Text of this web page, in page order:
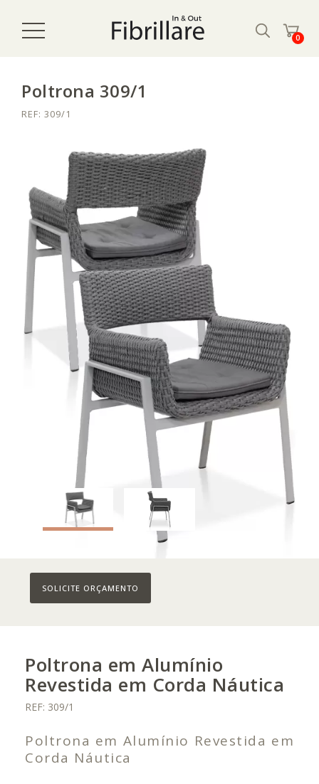
0
Poltrona 309/1
REF: 309/1
SOLICITE ORÇAMENTO
Poltrona em Alumínio
Revestida em Corda Náutica
REF: 309/1
Poltrona em Alumínio Revestida em
Corda Náutica